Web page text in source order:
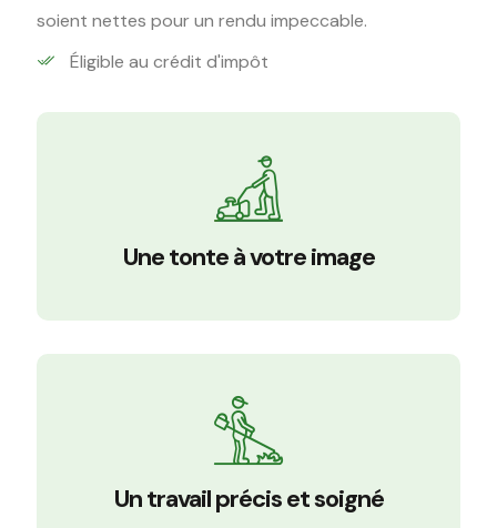
soient nettes pour un rendu impeccable.
Éligible au crédit d'impôt
Une tonte à votre image
Un travail précis et soigné